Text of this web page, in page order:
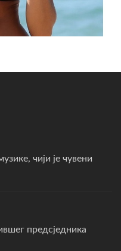
чији је чувени
предсједника